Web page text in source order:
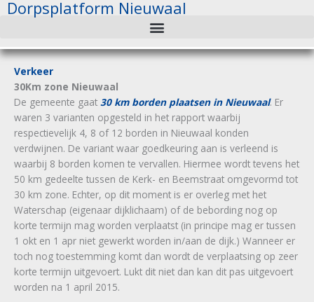
Ga
inhoud
Dorpsplatform Nieuwaal
Verkeer
30Km zone Nieuwaal
De gemeente gaat 30 km borden plaatsen in Nieuwaal. Er
waren 3 varianten opgesteld in het rapport waarbij
respectievelijk 4, 8 of 12 borden in Nieuwaal konden
verdwijnen. De variant waar goedkeuring aan is verleend is
waarbij 8 borden komen te vervallen. Hiermee wordt tevens het
50 km gedeelte tussen de Kerk- en Beemstraat omgevormd tot
30 km zone. Echter, op dit moment is er overleg met het
Waterschap (eigenaar dijklichaam) of de bebording nog op
korte termijn mag worden verplaatst (in principe mag er tussen
1 okt en 1 apr niet gewerkt worden in/aan de dijk.) Wanneer er
toch nog toestemming komt dan wordt de verplaatsing op zeer
korte termijn uitgevoert. Lukt dit niet dan kan dit pas uitgevoert
worden na 1 april 2015.